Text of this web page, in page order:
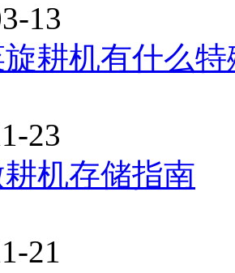
13
耕机有什么
23
机存储指南
21